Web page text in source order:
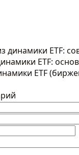
динамики ETF:
ETF:
ETF